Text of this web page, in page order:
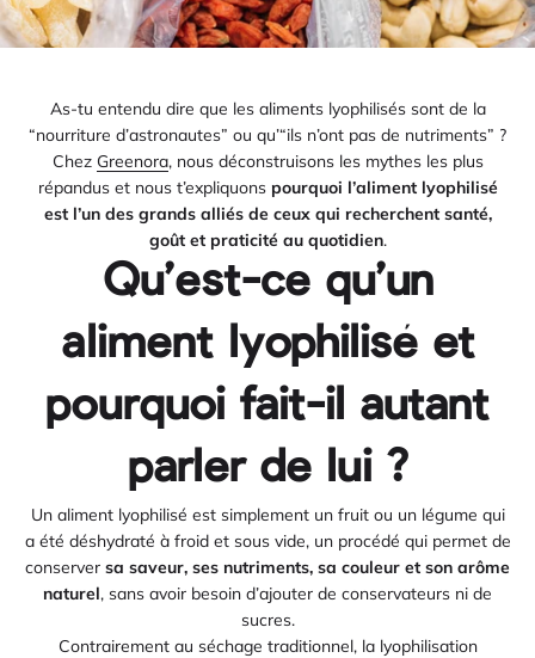
As-tu entendu dire que les aliments lyophilisés sont de la
“nourriture d’astronautes” ou qu’“ils n’ont pas de nutriments” ?
Chez Greenora, nous déconstruisons les mythes les plus
répandus et nous t’expliquons pourquoi l’aliment lyophilisé
est l’un des grands alliés de ceux qui recherchent santé,
goût et praticité au quotidien.
Qu’est-ce qu’un
aliment lyophilisé et
pourquoi fait-il autant
parler de lui ?
Un aliment lyophilisé est simplement un fruit ou un légume qui
a été déshydraté à froid et sous vide, un procédé qui permet de
conserver sa saveur, ses nutriments, sa couleur et son arôme
naturel, sans avoir besoin d’ajouter de conservateurs ni de
sucres.
Contrairement au séchage traditionnel, la lyophilisation